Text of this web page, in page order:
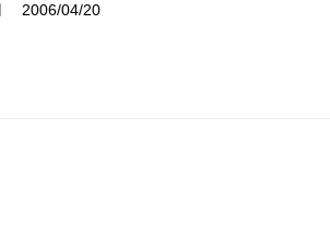
2006/04/20